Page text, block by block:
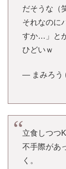
だそうな（
それなのに
すか…」と
ひどいｗ
— まみろう
立食しつつ
不手際があ
く。